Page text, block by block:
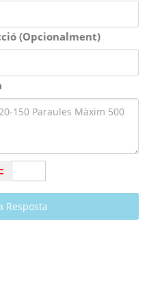
(Opcionalment)
Resposta